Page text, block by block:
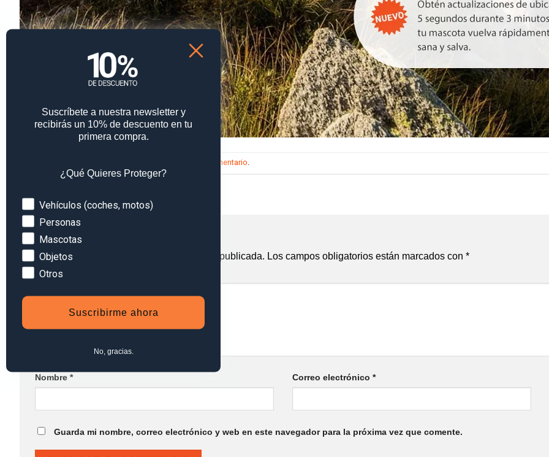
publicar un comentario
Anterior
Siguiente
Deja una respuesta
Tu dirección de correo electrónico no será publicada. Los campos obligatorios están marcados con *
Comentario
Nombre * Correo electrónico *
Guarda mi nombre, correo electrónico y web en este navegador para la próxima vez que comente.
Suscríbete a nuestra newsletter y
recibirás un 10% de descuento en tu
primera compra.
¿Qué Quieres Proteger?
Devices
Vehículos (coches, motos)
Personas
Mascotas
Objetos
Otros
Suscribirme ahora
No, gracias.